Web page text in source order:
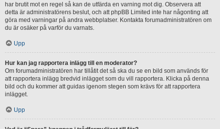
har brutit mot en regel så kan de utfärda en varning mot dig. Observera att
detta är administratörens beslut, och att phpBB Limited inte har någonting att
göra med varningar på andra webbplatser. Kontakta forumadministratören om
du är osäker på varför du varnats.
Upp
Hur kan jag rapportera inlägg till en moderator?
Om forumadministratören har tillåtit det så ska du se en bild som används för
att rapportera inlägg bredvid inlägget som du vill rapportera. Klicka på denna
bild och du kommer att guidas igenom stegen som krävs för att rapportera
inlägget.
Upp